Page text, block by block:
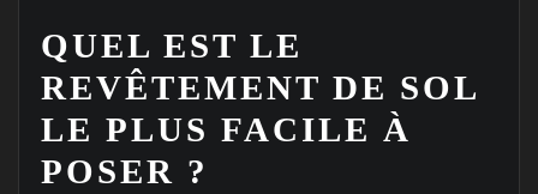
QUEL EST LE
REVÊTEMENT DE SOL
LE PLUS FACILE À
POSER ?